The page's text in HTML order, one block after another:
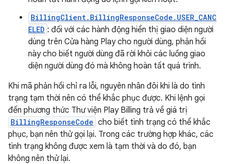
BillingClient.BillingResponseCode.USER_CANC
ELED : đối với các hành động hiển thị giao diện người
dùng trên Cửa hàng Play cho người dùng, phản hồi
này cho biết người dùng đã rời khỏi các luồng giao
diện người dùng đó mà không hoàn tất quá trình.
Khi mã phản hồi chỉ ra lỗi, nguyên nhân đôi khi là do tình
trạng tạm thời nên có thể khắc phục được. Khi lệnh gọi
đến phương thức Thư viện Play Billing trả về giá trị
BillingResponseCode cho biết tình trạng có thể khắc
phục, bạn nên thử gọi lại. Trong các trường hợp khác, các
tình trạng không được xem là tạm thời và do đó, bạn
không nên thử lại.